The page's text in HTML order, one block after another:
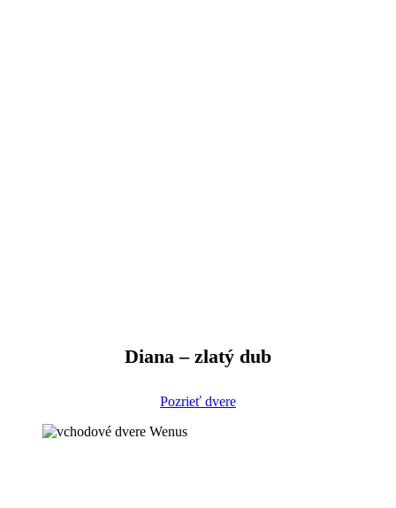
Diana – zlatý dub
Pozrieť dvere